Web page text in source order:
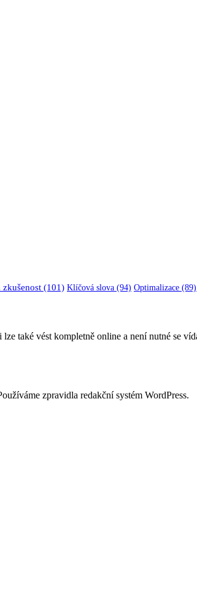
(101) Klíčová slova (94) Optimalizace (89)
také vést kompletně online a není nutné se
zpravidla redakční systém WordPress.